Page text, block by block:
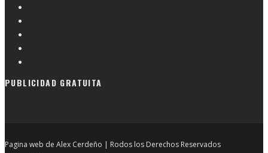
PUBLICIDAD GRATUITA
Pagina web de Alex Cerdeño | Rodos los Derechos Reservados